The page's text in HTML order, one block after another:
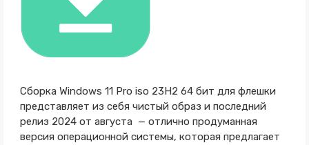
Сборка Windows 11 Pro iso 23H2 64 бит для флешки
представляет из себя чистый образ и последний
релиз 2024 от августа — отлично продуманная
версия операционной системы, которая предлагает